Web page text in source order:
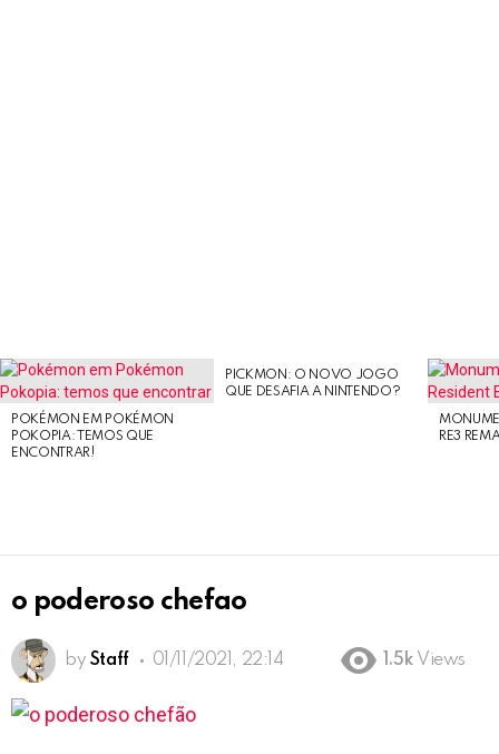
LATEST
STORIES
POKÉMON EM POKÉMON
POKOPIA: TEMOS QUE
ENCONTRAR!
PICKMON: O NOVO JOGO
QUE DESAFIA A NINTENDO?
RE3
o poderoso chefao
by Staff 01/11/2021, 22:14 1.5k Views